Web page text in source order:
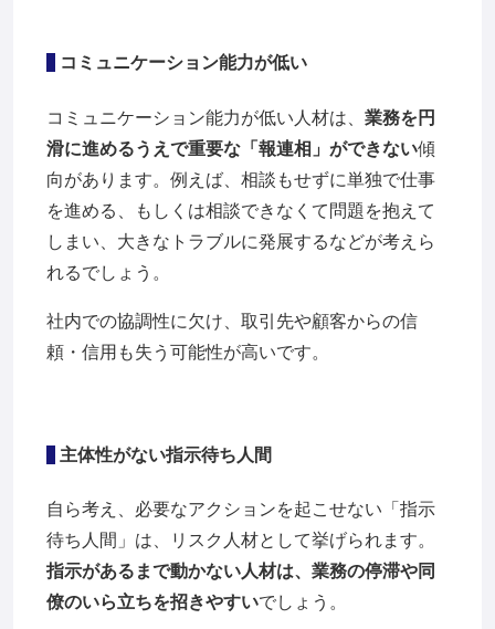
コミュニケーション能力が低い
コミュニケーション能力が低い人材は、 業務を円
滑に進めるうえで重要な「報連相」ができない傾
向があります。例えば、相談もせずに単独で仕事
を進める、もしくは相談できなくて問題を抱えて
しまい、大きなトラブルに発展するなどが考えら
れるでしょう。
社内での協調性に欠け、取引先や顧客からの信
頼・信用も失う可能性が高いです。
主体性がない指示待ち人間
自ら考え、必要なアクションを起こせない「指示
待ち人間」は、リスク人材として挙げられます。
指示があるまで動かない人材は、業務の停滞や同
僚のいら立ちを招きやすいでしょう。